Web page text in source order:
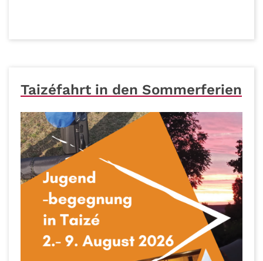
Taizéfahrt in den Sommerferien